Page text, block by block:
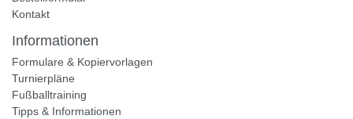
Kontakt
Informationen
Formulare & Kopiervorlagen
Turnierpläne
Fußballtraining
Tipps & Informationen